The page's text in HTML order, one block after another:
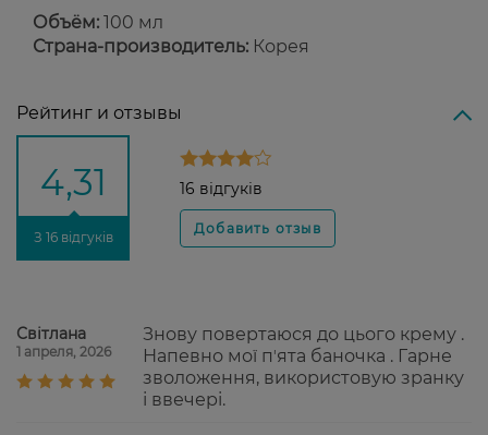
Объём: 100 мл
Страна-производитель: Корея
Рейтинг и отзывы
4,31
З 16 відгуків
16 відгуків
Світлана
1 апреля, 2026
Знову повертаюся до цього крему .
Напевно мої пʼята баночка . Гарне
зволоження, використовую зранку
і ввечері.